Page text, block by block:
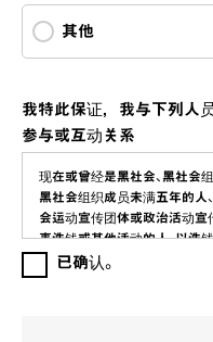
其他
我特此保证，我与下列人
参与或互动关系
现在或曾经是黑社会、黑社会
黑社会组织成员未满五年的人
会运动宣传团体或政治活动宣
事洗钱或其他活动的人、以洗
段、暴力或欺诈手段获取资金
使用非法、不公正、暴力或欺
已确认。